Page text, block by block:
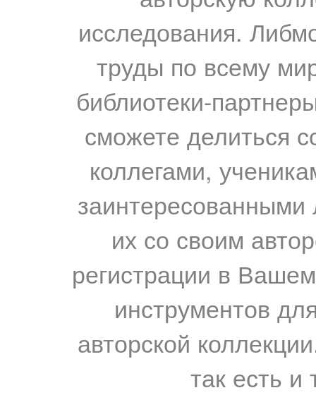
исследования.
труды по всему
библиотеки-
сможете делиться
коллегами,
их со своим
регистрации в
инструментов
авторской
так есть и